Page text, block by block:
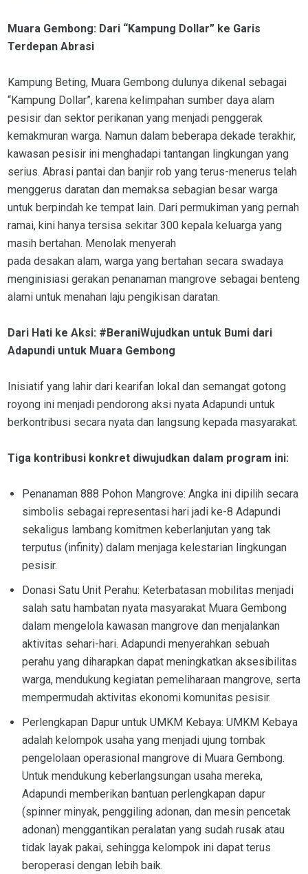
Muara Gembong: Dari “Kampung Dollar” ke Garis
Terdepan Abrasi
Kampung Beting, Muara Gembong dulunya dikenal sebagai
“Kampung Dollar”, karena kelimpahan sumber daya alam
pesisir dan sektor perikanan yang menjadi penggerak
kemakmuran warga. Namun dalam beberapa dekade terakhir,
kawasan pesisir ini menghadapi tantangan lingkungan yang
serius. Abrasi pantai dan banjir rob yang terus-menerus telah
menggerus daratan dan memaksa sebagian besar warga
untuk berpindah ke tempat lain. Dari permukiman yang pernah
ramai, kini hanya tersisa sekitar 300 kepala keluarga yang
masih bertahan. Menolak menyerah
pada desakan alam, warga yang bertahan secara swadaya
menginisiasi gerakan penanaman mangrove sebagai benteng
alami untuk menahan laju pengikisan daratan.
Dari Hati ke Aksi: #BeraniWujudkan untuk Bumi dari
Adapundi untuk Muara Gembong
Inisiatif yang lahir dari kearifan lokal dan semangat gotong
royong ini menjadi pendorong aksi nyata Adapundi untuk
berkontribusi secara nyata dan langsung kepada masyarakat.
Tiga kontribusi konkret diwujudkan dalam program ini:
Penanaman 888 Pohon Mangrove: Angka ini dipilih secara
simbolis sebagai representasi hari jadi ke-8 Adapundi
sekaligus lambang komitmen keberlanjutan yang tak
terputus (infinity) dalam menjaga kelestarian lingkungan
pesisir.
Donasi Satu Unit Perahu: Keterbatasan mobilitas menjadi
salah satu hambatan nyata masyarakat Muara Gembong
dalam mengelola kawasan mangrove dan menjalankan
aktivitas sehari-hari. Adapundi menyerahkan sebuah
perahu yang diharapkan dapat meningkatkan aksesibilitas
warga, mendukung kegiatan pemeliharaan mangrove, serta
mempermudah aktivitas ekonomi komunitas pesisir.
Perlengkapan Dapur untuk UMKM Kebaya: UMKM Kebaya
adalah kelompok usaha yang menjadi ujung tombak
pengelolaan operasional mangrove di Muara Gembong.
Untuk mendukung keberlangsungan usaha mereka,
Adapundi memberikan bantuan perlengkapan dapur
(spinner minyak, penggiling adonan, dan mesin pencetak
adonan) menggantikan peralatan yang sudah rusak atau
tidak layak pakai, sehingga kelompok ini dapat terus
beroperasi dengan lebih baik.